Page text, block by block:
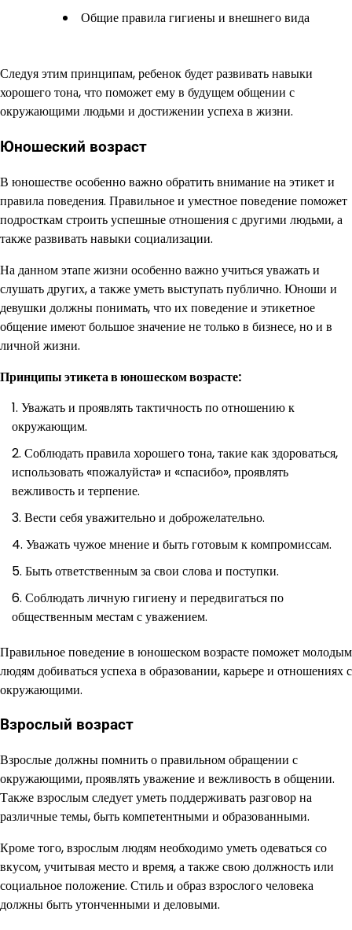
Общие правила гигиены и внешнего вида
Следуя этим принципам, ребенок будет развивать навыки
хорошего тона, что поможет ему в будущем общении с
окружающими людьми и достижении успеха в жизни.
Юношеский возраст
В юношестве особенно важно обратить внимание на этикет и
правила поведения. Правильное и уместное поведение поможет
подросткам строить успешные отношения с другими людьми, а
также развивать навыки социализации.
На данном этапе жизни особенно важно учиться уважать и
слушать других, а также уметь выступать публично. Юноши и
девушки должны понимать, что их поведение и этикетное
общение имеют большое значение не только в бизнесе, но и в
личной жизни.
Принципы этикета в юношеском возрасте:
Уважать и проявлять тактичность по отношению к
окружающим.
Соблюдать правила хорошего тона, такие как здороваться,
использовать «пожалуйста» и «спасибо», проявлять
вежливость и терпение.
Вести себя уважительно и доброжелательно.
Уважать чужое мнение и быть готовым к компромиссам.
Быть ответственным за свои слова и поступки.
Соблюдать личную гигиену и передвигаться по
общественным местам с уважением.
Правильное поведение в юношеском возрасте поможет молодым
людям добиваться успеха в образовании, карьере и отношениях с
окружающими.
Взрослый возраст
Взрослые должны помнить о правильном обращении с
окружающими, проявлять уважение и вежливость в общении.
Также взрослым следует уметь поддерживать разговор на
различные темы, быть компетентными и образованными.
Кроме того, взрослым людям необходимо уметь одеваться со
вкусом, учитывая место и время, а также свою должность или
социальное положение. Стиль и образ взрослого человека
должны быть утонченными и деловыми.